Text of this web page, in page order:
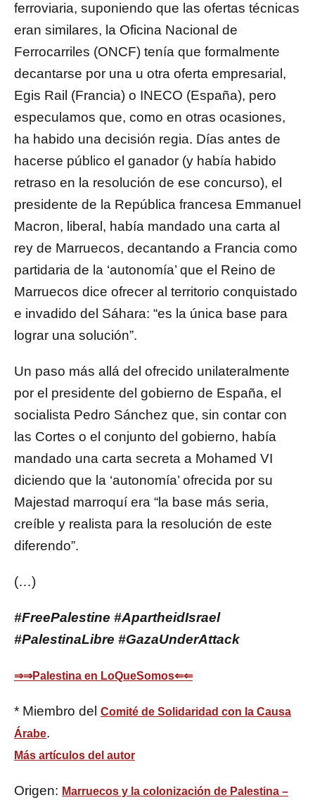
ferroviaria, suponiendo que las ofertas técnicas
eran similares, la Oficina Nacional de
Ferrocarriles (ONCF) tenía que formalmente
decantarse por una u otra oferta empresarial,
Egis Rail (Francia) o INECO (España), pero
especulamos que, como en otras ocasiones,
ha habido una decisión regia. Días antes de
hacerse público el ganador (y había habido
retraso en la resolución de ese concurso), el
presidente de la República francesa Emmanuel
Macron, liberal, había mandado una carta al
rey de Marruecos, decantando a Francia como
partidaria de la ‘autonomía’ que el Reino de
Marruecos dice ofrecer al territorio conquistado
e invadido del Sáhara: “es la única base para
lograr una solución”.
Un paso más allá del ofrecido unilateralmente
por el presidente del gobierno de España, el
socialista Pedro Sánchez que, sin contar con
las Cortes o el conjunto del gobierno, había
mandado una carta secreta a Mohamed VI
diciendo que la ‘autonomía’ ofrecida por su
Majestad marroquí era “la base más seria,
creíble y realista para la resolución de este
diferendo”.
(…)
#FreePalestine #ApartheidIsrael
#PalestinaLibre #GazaUnderAttack
⇒⇒Palestina en LoQueSomos⇐⇐
* Miembro del Comité de Solidaridad con la Causa
Árabe.
Más artículos del autor
Origen: Marruecos y la colonización de Palestina –